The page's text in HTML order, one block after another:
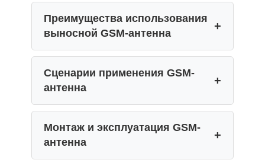
Преимущества использования
выносной GSM-антенна
Сценарии применения GSM-
антенна
Монтаж и эксплуатация GSM-
антенна